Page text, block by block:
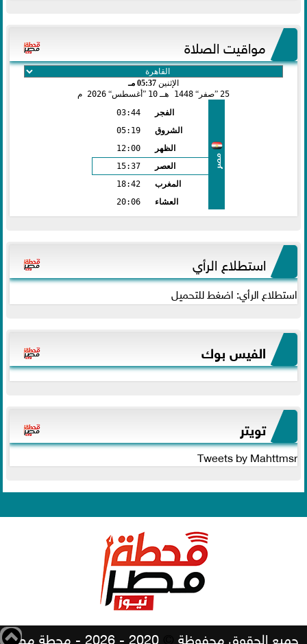
مواقيت الصلاة
الإثنين 05:37 مـ
25 صفر 1448 هـ 10 أغسطس 2026 م
مصر
الفجر
03:44
الشروق
05:19
الظهر
12:00
العصر
15:37
المغرب
18:42
العشاء
20:06
استطلاع الرأي
استطلاع الرأي: اضغط للتحميل
الفيس بوك
تويتر
Tweets by Mahttmsr
جميع الحقوق محفوظة 2020 - 2026 - محطة مصر